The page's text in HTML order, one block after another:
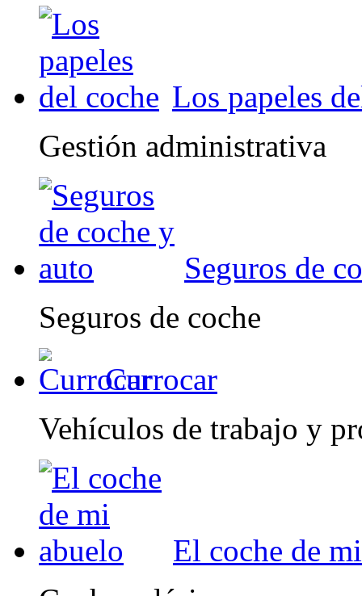
Los papeles
Gestión administrativa
Seguros de
Seguros de coche
Currocar
Vehículos de trabajo y
El coche de